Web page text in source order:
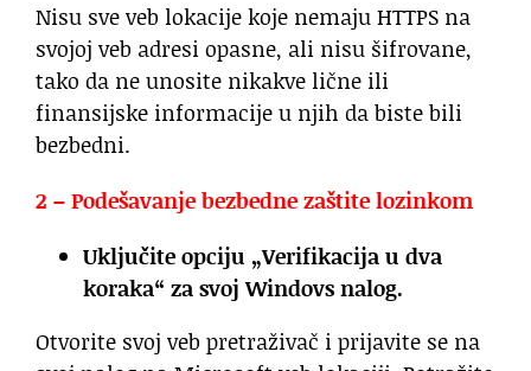
Nisu sve veb lokacije koje nemaju HTTPS na
svojoj veb adresi opasne, ali nisu šifrovane,
tako da ne unosite nikakve lične ili
finansijske informacije u njih da biste bili
bezbedni.
2 – Podešavanje bezbedne zaštite lozinkom
Uključite opciju „Verifikacija u dva
koraka“ za svoj Windovs nalog.
Otvorite svoj veb pretraživač i prijavite se na